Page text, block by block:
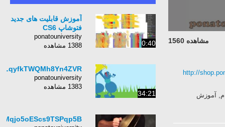
مشاهده 1560
http://
آموزش
0:40
آموزش قابلیت های جدید
فتوشاپ CS6
ponatouniversity
1388 مشاهده
34:21
ponatouniversity
1383 مشاهده